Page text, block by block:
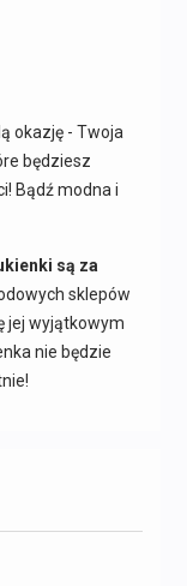
okazję - Twoja
będziesz
Bądź modna i
są za
sklepów
jej wyjątkowym
nie będzie